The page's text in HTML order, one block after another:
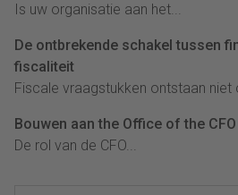
Is uw organisatie aan het...
De ontbrekende schakel tussen
fiscaliteit
Fiscale vraagstukken ontstaan niet
Bouwen aan the Office of the CFO
De rol van de CFO...